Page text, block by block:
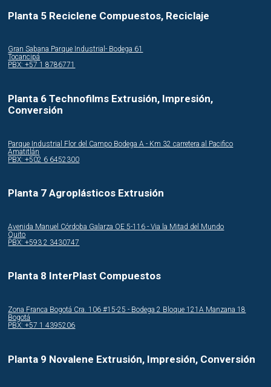
Planta 5 Reciclene Compuestos, Reciclaje
Gran Sabana Parque Industrial- Bodega 61
Tocancipá
PBX: +57 1 8786771
Planta 6 Technofilms Extrusión, Impresión,
Conversión
Parque Industrial Flor del Campo Bodega A - Km 32 carretera al Pacifico
Amatitlán
PBX: +502 6 6452300
Planta 7 Agroplásticos Extrusión
Avenida Manuel Córdoba Galarza OE 5-116 - Via la Mitad del Mundo
Quito
PBX: +593 2 3430747
Planta 8 InterPlast Compuestos
Zona Franca Bogotá Cra. 106 #15-25 - Bodega 2 Bloque 121A Manzana 18
Bogotá
PBX: +57 1 4395206
Planta 9 Novalene Extrusión, Impresión, Conversión